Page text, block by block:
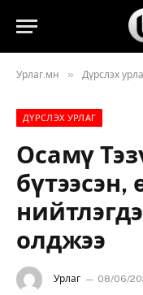
Урлаг.мн » Дүрслэх
ДҮРСЛЭХ УРЛАГ
Осамү
бүтээсэн,
олджээ
Урлаг 08/06/